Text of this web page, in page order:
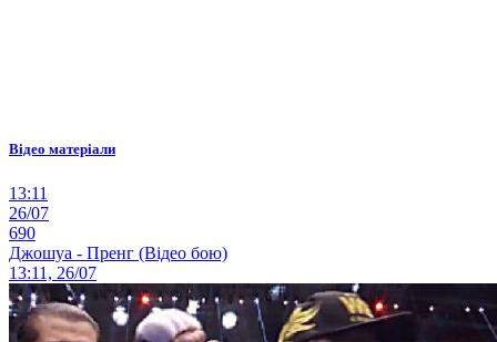
Відео матеріали
13:11
26/07
690
Джошуа - Пренг (Відео бою)
13:11, 26/07